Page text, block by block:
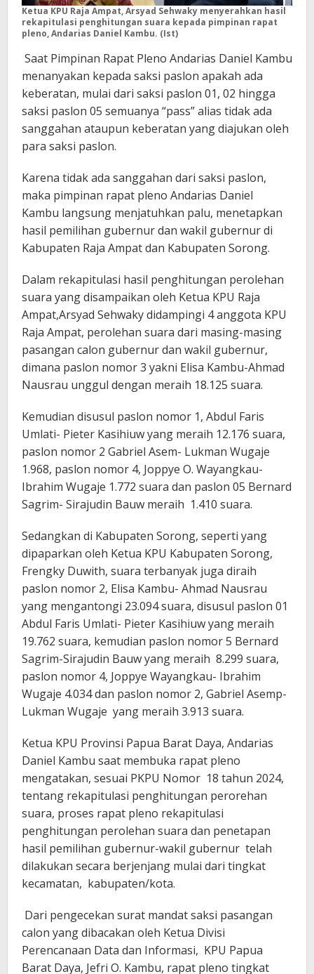
Ketua KPU Raja Ampat, Arsyad Sehwaky menyerahkan hasil
rekapitulasi penghitungan suara kepada pimpinan rapat
pleno, Andarias Daniel Kambu. (Ist)
Saat Pimpinan Rapat Pleno Andarias Daniel Kambu
menanyakan kepada saksi paslon apakah ada
keberatan, mulai dari saksi paslon 01, 02 hingga
saksi paslon 05 semuanya “pass” alias tidak ada
sanggahan ataupun keberatan yang diajukan oleh
para saksi paslon.
Karena tidak ada sanggahan dari saksi paslon,
maka pimpinan rapat pleno Andarias Daniel
Kambu langsung menjatuhkan palu, menetapkan
hasil pemilihan gubernur dan wakil gubernur di
Kabupaten Raja Ampat dan Kabupaten Sorong.
Dalam rekapitulasi hasil penghitungan perolehan
suara yang disampaikan oleh Ketua KPU Raja
Ampat,Arsyad Sehwaky didampingi 4 anggota KPU
Raja Ampat, perolehan suara dari masing-masing
pasangan calon gubernur dan wakil gubernur,
dimana paslon nomor 3 yakni Elisa Kambu-Ahmad
Nausrau unggul dengan meraih 18.125 suara.
Kemudian disusul paslon nomor 1, Abdul Faris
Umlati- Pieter Kasihiuw yang meraih 12.176 suara,
paslon nomor 2 Gabriel Asem- Lukman Wugaje
1.968, paslon nomor 4, Joppye O. Wayangkau-
Ibrahim Wugaje 1.772 suara dan paslon 05 Bernard
Sagrim- Sirajudin Bauw meraih 1.410 suara.
Sedangkan di Kabupaten Sorong, seperti yang
dipaparkan oleh Ketua KPU Kabupaten Sorong,
Frengky Duwith, suara terbanyak juga diraih
paslon nomor 2, Elisa Kambu- Ahmad Nausrau
yang mengantongi 23.094 suara, disusul paslon 01
Abdul Faris Umlati- Pieter Kasihiuw yang meraih
19.762 suara, kemudian paslon nomor 5 Bernard
Sagrim-Sirajudin Bauw yang meraih 8.299 suara,
paslon nomor 4, Joppye Wayangkau- Ibrahim
Wugaje 4.034 dan paslon nomor 2, Gabriel Asemp-
Lukman Wugaje yang meraih 3.913 suara.
Ketua KPU Provinsi Papua Barat Daya, Andarias
Daniel Kambu saat membuka rapat pleno
mengatakan, sesuai PKPU Nomor 18 tahun 2024,
tentang rekapitulasi penghitungan perorehan
suara, proses rapat pleno rekapitulasi
penghitungan perolehan suara dan penetapan
hasil pemilihan gubernur-wakil gubernur telah
dilakukan secara berjenjang mulai dari tingkat
kecamatan, kabupaten/kota.
Dari pengecekan surat mandat saksi pasangan
calon yang dibacakan oleh Ketua Divisi
Perencanaan Data dan Informasi, KPU Papua
Barat Daya, Jefri O. Kambu, rapat pleno tingkat